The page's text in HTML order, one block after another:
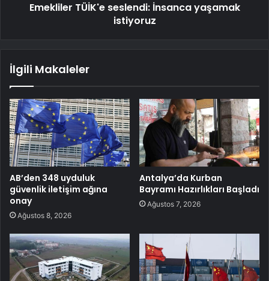
Emekliler TÜİK'e seslendi: İnsanca yaşamak
istiyoruz
İlgili Makaleler
AB’den 348 uyduluk
güvenlik iletişim ağına
onay
Ağustos 8, 2026
Antalya’da Kurban
Bayramı Hazırlıkları Başladı
Ağustos 7, 2026